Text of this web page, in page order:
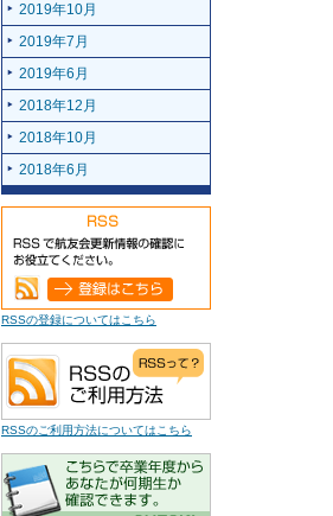
2019年10月
2019年7月
2019年6月
2018年12月
2018年10月
2018年6月
RSSの登録についてはこちら
RSSのご利用方法についてはこちら